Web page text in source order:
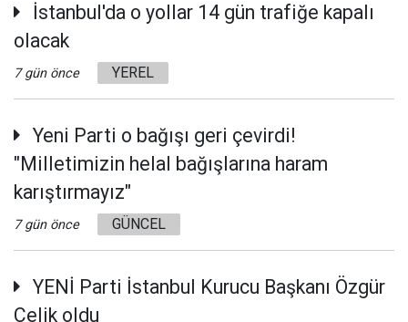
İstanbul'da o yollar 14 gün trafiğe kapalı
olacak
7 gün önce YEREL
Yeni Parti o bağışı geri çevirdi!
"Milletimizin helal bağışlarına haram
karıştırmayız"
7 gün önce GÜNCEL
YENİ Parti İstanbul Kurucu Başkanı Özgür
Çelik oldu